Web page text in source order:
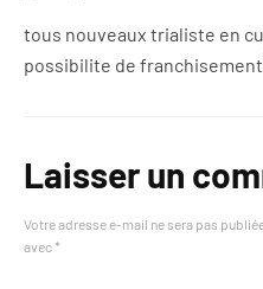
tous nouveaux trialiste en
possibilite de
Laisser un
Votre adresse e-mail ne sera pas
avec *